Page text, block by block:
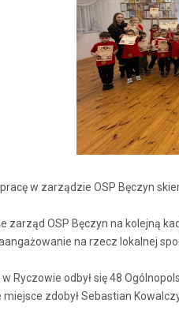
w zarządzie OSP Bęczyn
zarząd OSP Bęczyn na kolejną
na rzecz lokalnej
Ryczowie odbył się 48
zdobył Sebastian